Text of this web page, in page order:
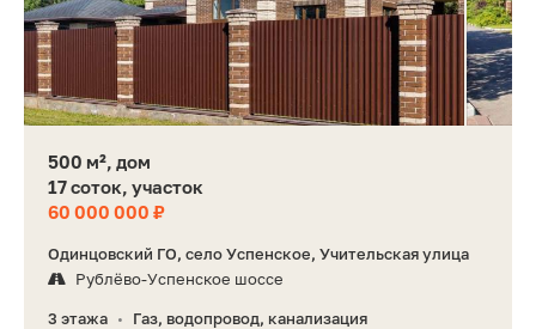
500 м², дом
17 соток, участок
60 000 000 ₽
Одинцовский ГО, село Успенское, Учительская улица
Рублёво-Успенское шоссе
3 этажа •
Газ, водопровод, канализация